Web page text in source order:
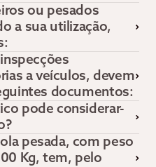
ou pesados
a sua utilização,
a veículos, devem
documentos:
pode considerar-
pesada, com peso
Kg, tem, pelo